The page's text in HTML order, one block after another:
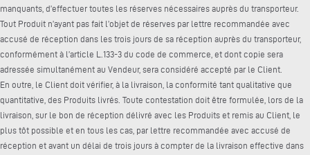
manquants, d’effectuer toutes les réserves nécessaires auprès du transporteur.
Tout Produit n’ayant pas fait l’objet de réserves par lettre recommandée avec
accusé de réception dans les trois jours de sa réception auprès du transporteur,
conformément à l’article L.133-3 du code de commerce, et dont copie sera
adressée simultanément au Vendeur, sera considéré accepté par le Client.
En outre, le Client doit vérifier, à la livraison, la conformité tant qualitative que
quantitative, des Produits livrés. Toute contestation doit être formulée, lors de la
livraison, sur le bon de réception délivré avec les Produits et remis au Client, le
plus tôt possible et en tous les cas, par lettre recommandée avec accusé de
réception et avant un délai de trois jours à compter de la livraison effective dans